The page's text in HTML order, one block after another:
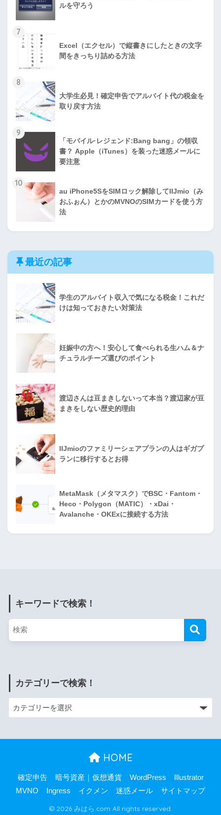
ルを守ろう
7
Excel（エクセル）で縦書きにしたときの文字
間をきっちり詰める方法
8
大学生必見！確定申告でアルバイト代の税金を
取り戻す方法
9
「モバイル·レジェンド:Bang bang」の領収
書？ Apple（iTunes）を装った迷惑メールに
要注意
10
au iPhone5SをSIMロック解除してIIJmio（み
おふぉん）とかのMVNOのSIMカードを使う方
法
最近の記事
学生のアルバイト収入で気になる税金！これだ
けは知っておきたい対策法
妊娠中の方へ！安心して食べられる生ハム＆ナ
チュラルチーズ選びのポイント
渡辺さんは豆まきしないって本当？渡辺家が豆
まきをしない歴史的理由
IIJmioのファミリーシェアプランの人はギガプ
ランに移行するとお得
MetaMask（メタマスク）でBSC・Fantom・
Heco・Polygon（MATIC）・xDai・
Avalanche・OKExに接続する方法
キーワードで検索！
カテゴリーで検索！
HOME
確定申告 暗号資産｜仮想通貨 WordPress
Illustrator
MVNO
Ingress イクメン 迷惑メール サイトマップ
© 2026 みはら.com All rights reserved.